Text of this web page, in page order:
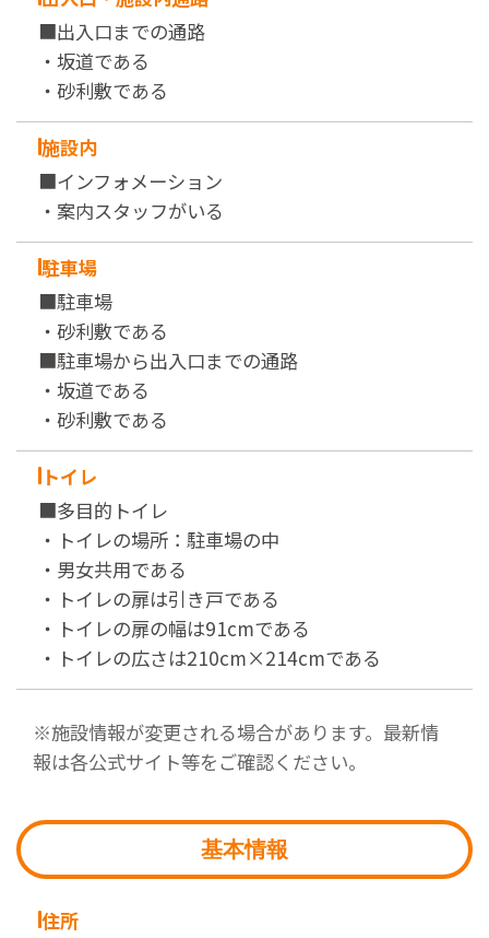
■出入口までの通路
・坂道である
・砂利敷である
施設内
■インフォメーション
・案内スタッフがいる
駐車場
■駐車場
・砂利敷である
■駐車場から出入口までの通路
・坂道である
・砂利敷である
トイレ
■多目的トイレ
・トイレの場所：駐車場の中
・男女共用である
・トイレの扉は引き戸である
・トイレの扉の幅は91cmである
・トイレの広さは210cm×214cmである
※施設情報が変更される場合があります。最新情
報は各公式サイト等をご確認ください。
基本情報
住所